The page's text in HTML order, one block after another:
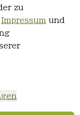
zu
Impressum und